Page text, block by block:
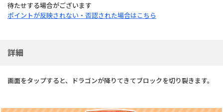
待たせする場合がございます
ポイントが反映されない・否認された場合はこちら
詳細
画面をタップすると、ドラゴンが降りてきてブロックを切り裂きます。